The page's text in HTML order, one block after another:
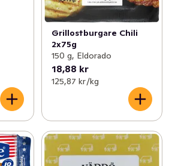
Grillostburgare Chili
2x75g
150 g, Eldorado
18,88 kr
125,87 kr /kg